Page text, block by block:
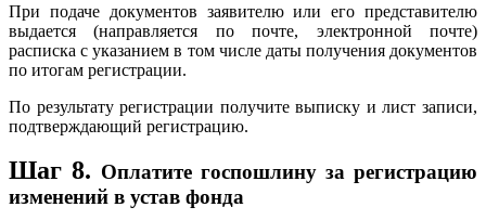
При подаче документов заявителю или его представителю
выдается (направляется по почте, электронной почте)
расписка с указанием в том числе даты получения документов
по итогам регистрации.
По результату регистрации получите выписку и лист записи,
подтверждающий регистрацию.
Шаг 8. Оплатите госпошлину за регистрацию
изменений в устав фонда